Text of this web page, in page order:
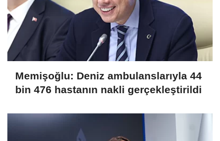
Memişoğlu: Deniz ambulanslarıyla 44
bin 476 hastanın nakli gerçekleştirildi